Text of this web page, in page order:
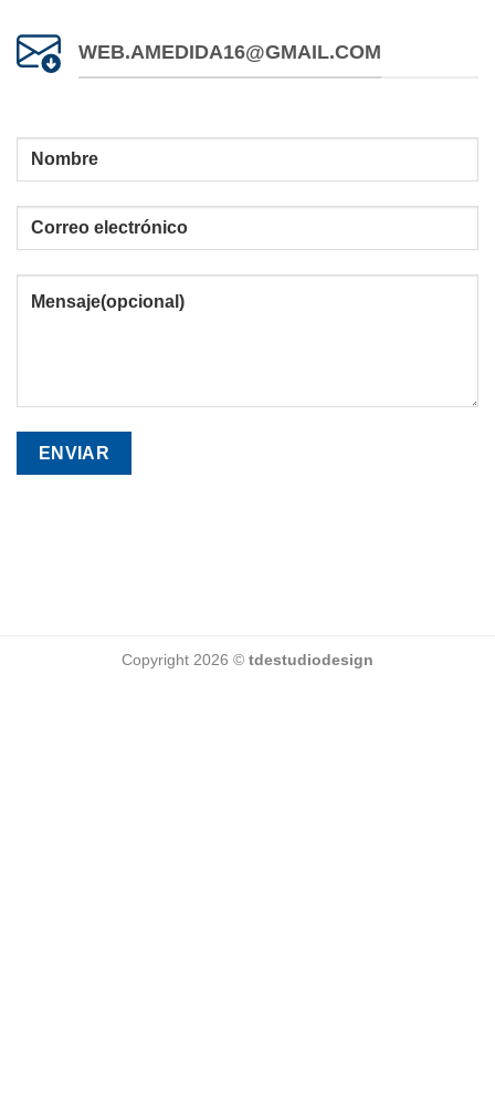
WEB.AMEDIDA16@GMAIL.COM
Copyright 2026 © tdestudiodesign